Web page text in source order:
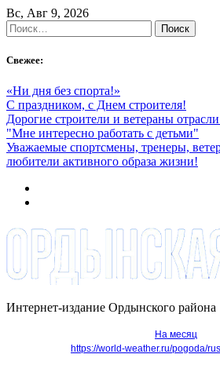
Skip
to
content
Вс, Авг 9, 2026
Найти:
Свежее:
«Ни дня без спорта!»
С праздником, с Днем строителя!
Дорогие строители и ветераны
"Мне интересно работать с детьми"
Уважаемые спортсмены, тренеры,
любители активного образа жизни!
Интернет-издание Ордынского района
На месяц
https://world-weather.ru/pogoda/